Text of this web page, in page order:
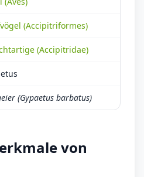
(Accipitriformes)
(Accipitridae)
(Gypaetus barbatus)
von